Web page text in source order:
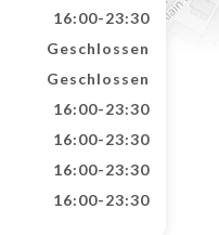
16:00-23:30
Geschlossen
Geschlossen
16:00-23:30
16:00-23:30
16:00-23:30
16:00-23:30